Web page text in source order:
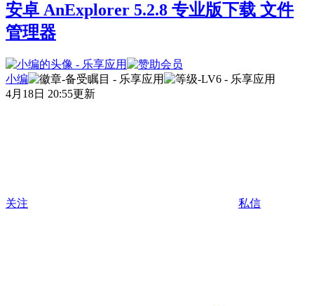
安卓 AnExplorer 5.2.8 专业版下载 文件
管理器
小编
4月18日 20:55更新
关注 私信